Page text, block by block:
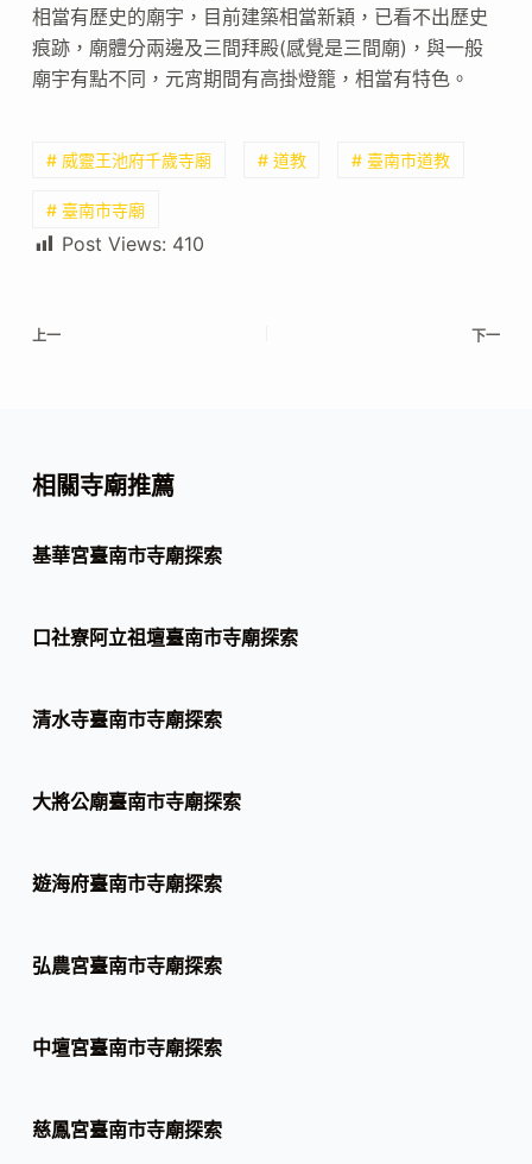
相當有歷史的廟宇，目前建築相當新穎，已看不出歷史
痕跡，廟體分兩邊及三間拜殿(感覺是三間廟)，與一般
廟宇有點不同，元宵期間有高掛燈籠，相當有特色。
# 威靈王池府千歲寺廟 # 道教 # 臺南市道教
# 臺南市寺廟
Post Views: 410
上一 下一
相關寺廟推薦
基華宮臺南市寺廟探索
口社寮阿立祖壇臺南市寺廟探索
清水寺臺南市寺廟探索
大將公廟臺南市寺廟探索
遊海府臺南市寺廟探索
弘農宮臺南市寺廟探索
中壇宮臺南市寺廟探索
慈鳳宮臺南市寺廟探索